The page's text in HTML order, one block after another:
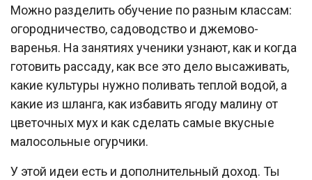
Можно разделить обучение по разным классам:
огородничество, садоводство и джемово-
варенья. На занятиях ученики узнают, как и когда
готовить рассаду, как все это дело высаживать,
какие культуры нужно поливать теплой водой, а
какие из шланга, как избавить ягоду малину от
цветочных мух и как сделать самые вкусные
малосольные огурчики.
У этой идеи есть и дополнительный доход. Ты